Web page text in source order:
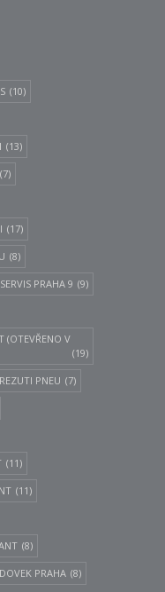
(10)
(13)
(7)
(17)
(8)
PRAHA 9 (9)
(OTEVŘENO V
(19)
PNEU (7)
(11)
(11)
(8)
PRAHA (8)